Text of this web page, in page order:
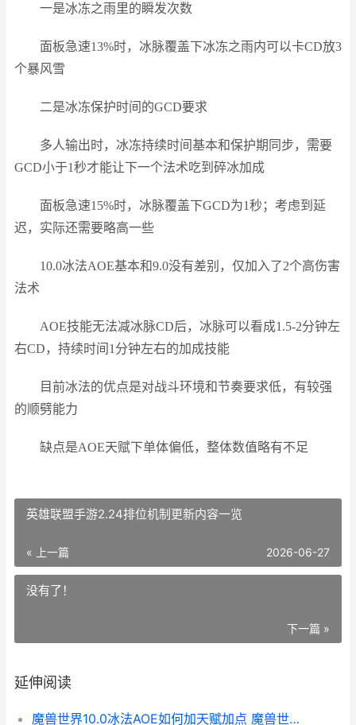
一是冰冻之雨里的瞬发次数
面板急速13%时，冰脉覆盖下冰冻之雨内可以卡CD放3
个暴风雪
二是冰冻保护时间的GCD要求
多人输出时，冰冻持续时间基本和保护期同步，需要
GCD小于1秒才能让下一个法术吃到碎冰加成
面板急速15%时，冰脉覆盖下GCD为1秒；考虑到延
迟，实际还需要略高一些
10.0冰法AOE基本和9.0没有差别，仅加入了2个高伤害
法术
AOE技能无法减冰脉CD后，冰脉可以看成1.5-2分钟左
右CD，持续时间1分钟左右的加成技能
目前冰法的优点是对战斗环境和节奏要求低，有较强
的顺劈能力
缺点是AOE天赋下单体偏低，整体数值略有不足
英雄联盟手游2.24排位机制更新内容一览
« 上一篇 2026-06-27
没有了！
下一篇 »
延伸阅读
魔兽世界10.0冰法AOE如何加天赋加点 魔兽世界冰dkwa